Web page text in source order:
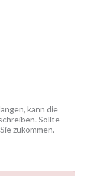
kann die
Sollte
zukommen.